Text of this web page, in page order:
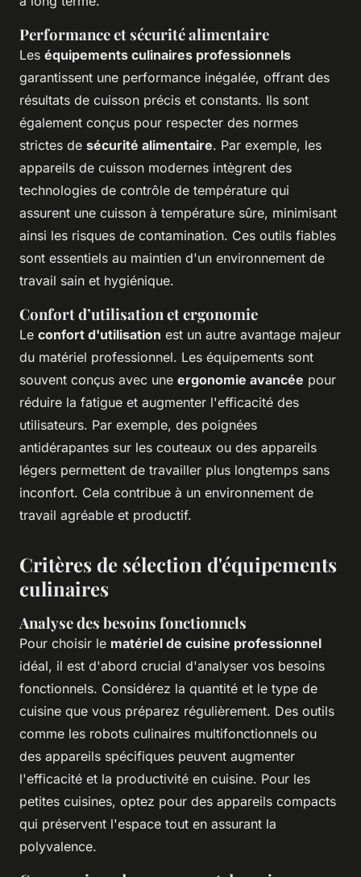
Performance et sécurité alimentaire
Les équipements culinaires professionnels
garantissent une performance inégalée, offrant des
résultats de cuisson précis et constants. Ils sont
également conçus pour respecter des normes
strictes de sécurité alimentaire. Par exemple, les
appareils de cuisson modernes intègrent des
technologies de contrôle de température qui
assurent une cuisson à température sûre, minimisant
ainsi les risques de contamination. Ces outils fiables
sont essentiels au maintien d'un environnement de
travail sain et hygiénique.
Confort d’utilisation et ergonomie
Le confort d'utilisation est un autre avantage majeur
du matériel professionnel. Les équipements sont
souvent conçus avec une ergonomie avancée pour
réduire la fatigue et augmenter l'efficacité des
utilisateurs. Par exemple, des poignées
antidérapantes sur les couteaux ou des appareils
légers permettent de travailler plus longtemps sans
inconfort. Cela contribue à un environnement de
travail agréable et productif.
Critères de sélection d'équipements
culinaires
Analyse des besoins fonctionnels
Pour choisir le matériel de cuisine professionnel
idéal, il est d'abord crucial d'analyser vos besoins
fonctionnels. Considérez la quantité et le type de
cuisine que vous préparez régulièrement. Des outils
comme les robots culinaires multifonctionnels ou
des appareils spécifiques peuvent augmenter
l'efficacité et la productivité en cuisine. Pour les
petites cuisines, optez pour des appareils compacts
qui préservent l'espace tout en assurant la
polyvalence.